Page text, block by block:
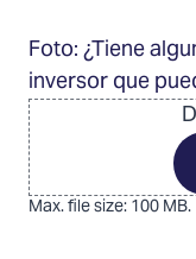
Foto: ¿Tiene
inversor que
Max. file size: 100 MB.